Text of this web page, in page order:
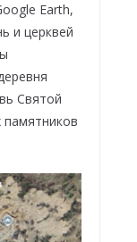
Earth,
и церквей
Святой
памятников